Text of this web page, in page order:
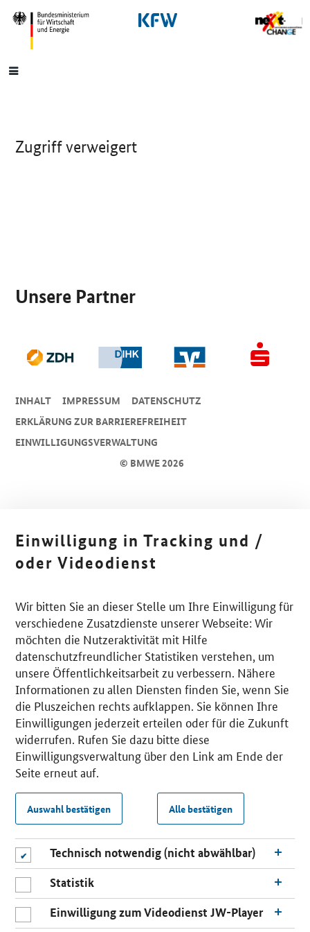
SrOnlyNavigation
Hauptmenü
Zugriff verweigert
Unsere Partner
© BMWE 2026
INHALT IMPRESSUM
DA­TEN­SCHUTZ
ERKLÄRUNG ZUR BARRIEREFREIHEIT
EINWILLIGUNGSVERWALTUNG
Einwilligung in Tracking und /
oder Videodienst
Wir bitten Sie an dieser Stelle um Ihre Einwilligung für
verschiedene Zusatzdienste unserer Webseite: Wir
möchten die Nutzeraktivität mit Hilfe
datenschutzfreundlicher Statistiken verstehen, um
unsere Öffentlichkeitsarbeit zu verbessern. Nähere
Informationen zu allen Diensten finden Sie, wenn Sie
die Pluszeichen rechts aufklappen. Sie können Ihre
Einwilligungen jederzeit erteilen oder für die Zukunft
widerrufen. Rufen Sie dazu bitte diese
Einwilligungsverwaltung über den Link am Ende der
Seite erneut auf.
Auswahl bestätigen Alle bestätigen
Technisch notwendig (nicht abwählbar)
Statistik
Einwilligung zum Videodienst JW-Player